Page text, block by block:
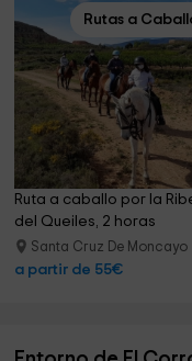
Rutas a
Ruta a caballo por la
del Queiles, 2 horas
Santa Cruz De Moncayo
a partir de 55€